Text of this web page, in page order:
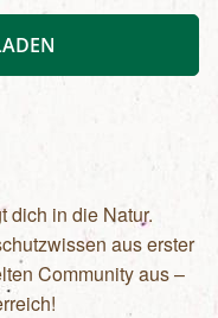
dich in die Natur.
aus erster
Community aus –